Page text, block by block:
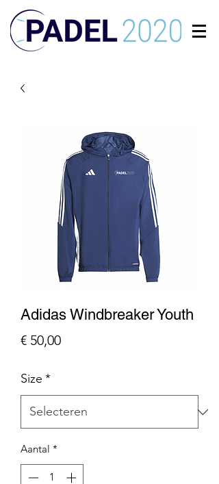
Adidas Windbreaker Youth
€ 50,00Prijs
Size *
Aantal *